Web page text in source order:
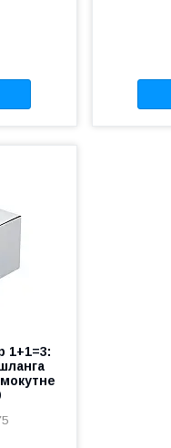
1+1=3: